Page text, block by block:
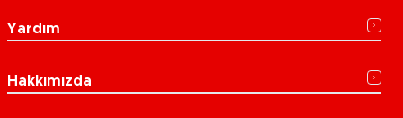
Yardım
Hakkımızda